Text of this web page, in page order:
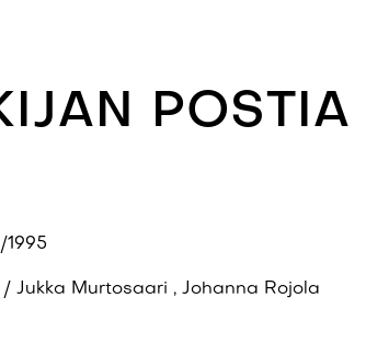
POSTIA
Jukka Murtosaari , Johanna Rojola